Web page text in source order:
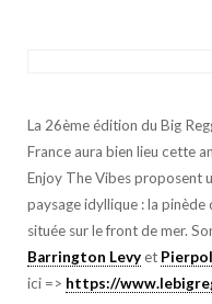
La 26ème édition du Big
France aura bien lieu cette
Enjoy The Vibes proposent
paysage idyllique : la pinède
située sur le front de mer.
Barrington Levyet
ici => https://